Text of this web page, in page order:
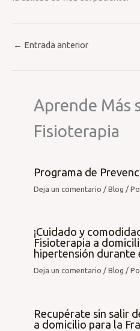
← Entrada anterior
Aprende Más
Fisioterapia
Programa de
Deja un comentario /Blog /
¡Cuidado y
Fisioterapia a
hipertensión durante
Deja un comentario /Blog /
Recupérate sin salir
a domicilio para la